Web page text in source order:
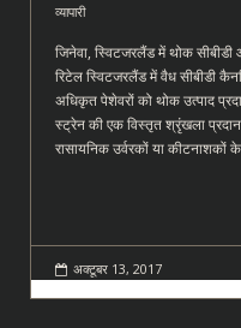
व्यापारी
जिनेवा, स्विटजरलैंड में थोक सीबीडी
रिटेल स्विटजरलैंड में वैध सीबीडी
अधिकृत पेशेवरों को थोक उत्पाद
स्ट्रेन की एक विस्तृत श्रृंखला
रासायनिक उर्वरकों या कीटनाशकों
अक्टूबर 13, 2017